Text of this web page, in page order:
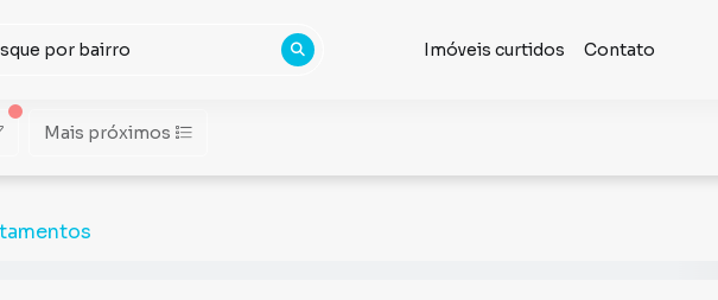
Imóveis curtidos Contato
Mais próximos